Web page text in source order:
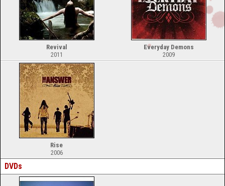
Revival
2011
Everyday Demons
2009
Rise
2006
DVDs